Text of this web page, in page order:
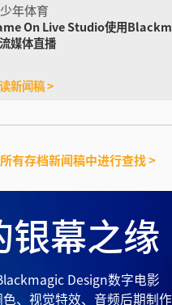
年体育
On Live Studio使用
媒体直播
新闻稿 >
有存档新闻稿中进行查找 >
幕之缘
Design数字电影
、视觉特效、音频后期制